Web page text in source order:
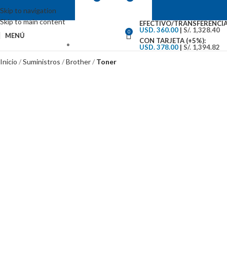
Skip to navigation
Skip to main content
MENÚ 0
EFECTIVO/
USD. 360.00 | S/. 1,328.40
CON TARJETA (+5%):
USD. 378.00 | S/. 1,394.82
Inicio Suministros Brother Toner